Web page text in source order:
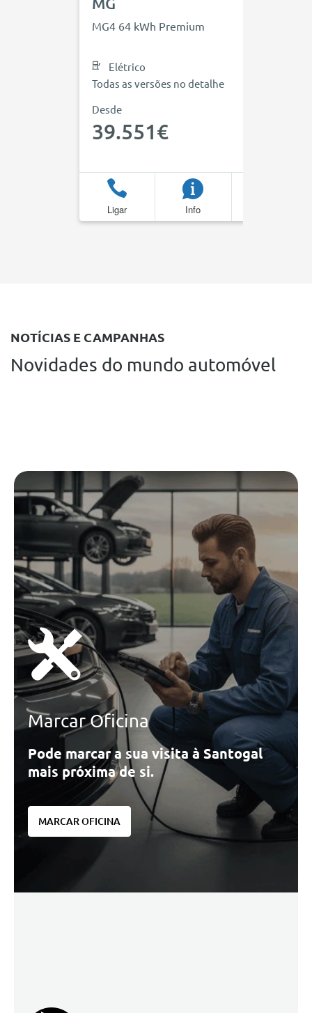
MG4 64 kWh Premium
Elétrico
Todas as versões no detalhe
Desde
39.551€
Ligar Info
NOTÍCIAS E CAMPANHAS
Novidades do mundo automóvel
Marcar Oficina
Pode marcar a sua visita à Santogal
mais próxima de si.
MARCAR OFICINA